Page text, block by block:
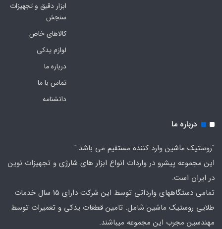
ابزار دقیق و تجهیزات
سنجش
کالاهای خاص
لوازم یدکی
درباره ما
تماس با ما
دانشنامه
درباره ما
"روستیک ماشین وارد کننده مستقیم می باشد."
این مجموعه پیشرو در واردات انواع ابزار های شارژی و تجهیزات نوین
در ایران است.
تمامی دستگاههای وارداتی توسط این شرکت دارای 15 سال خدمات
طلایی روستیک ماشین شامل: تامین قطعات یدکی و تعمیرات توسط
مهندسین مجرب این مجموعه میباشند.